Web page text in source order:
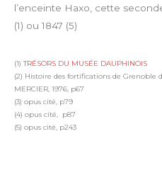
l’enceinte Haxo, cette
(1) ou 1847 (5)
(1)TRÉSORS DU MUSÉE DAUPHINOIS
(2) Histoire des fortifications de Grenoble
MERCIER, 1976, p67
(3) opus cité, p79
(4) opus cité,
p87
(5) opus cité, p243